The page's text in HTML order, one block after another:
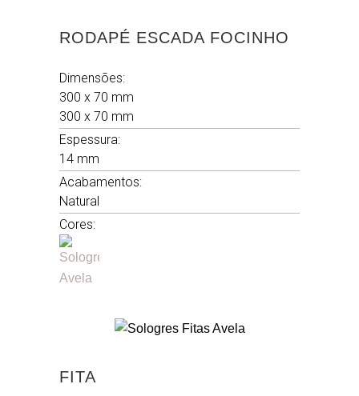
RODAPÉ ESCADA FOCINHO
Dimensões:
300 x 70 mm
300 x 70 mm
Espessura:
14 mm
Acabamentos:
Natural
Cores:
FITA